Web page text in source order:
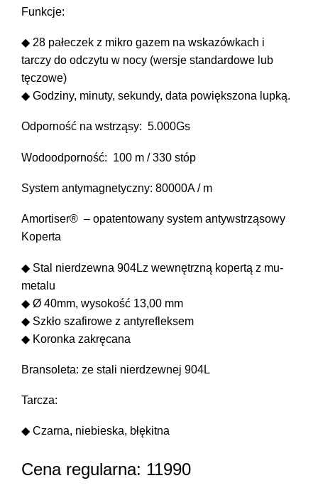
Funkcje:
◆ 28 pałeczek z mikro gazem na wskazówkach i
tarczy do odczytu w nocy (wersje standardowe lub
tęczowe)
◆ Godziny, minuty, sekundy, data powiększona lupką.
Odporność na wstrząsy: 5.000Gs
Wodoodporność: 100 m / 330 stóp
System antymagnetyczny: 80000A / m
Amortiser® – opatentowany system antywstrząsowy
Koperta
◆ Stal nierdzewna 904Lz wewnętrzną kopertą z mu-
metalu
◆ Ø 40mm, wysokość 13,00 mm
◆ Szkło szafirowe z antyrefleksem
◆ Koronka zakręcana
Bransoleta: ze stali nierdzewnej 904L
Tarcza:
◆ Czarna, niebieska, błękitna
Cena regularna: 11990
Oficjalne Zegarki Kolejowe